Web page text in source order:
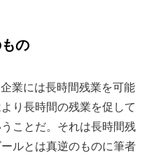
の
業には長時間残業を可能
り長時間の残業を促して
ことだ。それは長時間残
ルとは真逆のものに筆者